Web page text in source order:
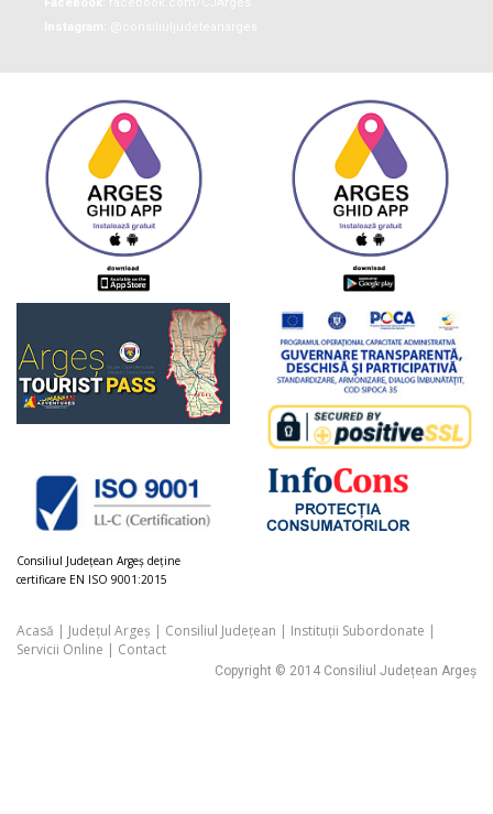
Consiliul Judeţean Argeș deţine
certificare EN ISO 9001:2015
Acasă | Județul Argeș | Consiliul Județean | Instituții Subordonate |
Servicii Online | Contact
Copyright © 2014 Consiliul Județean Argeș